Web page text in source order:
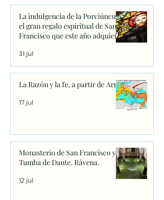
La indulgencia de la Porciúncula:
el gran regalo espiritual de San
Francisco que este año adquiere
31 jul
La Razón y la fe, a partir de Arrio
17 jul
Monasterio de San Francisco y
Tumba de Dante. Rávena.
12 jul